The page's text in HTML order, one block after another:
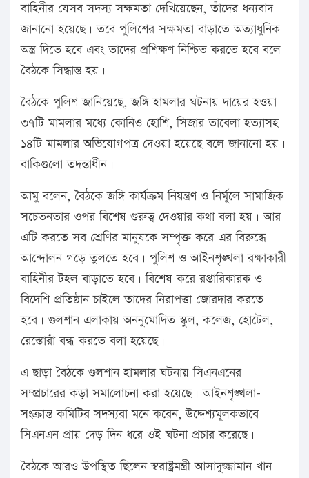
বাহিনীর যেসব সদস্য সক্ষমতা দেখিয়েছেন, তাঁদের ধন্যবাদ
জানানো হয়েছে। তবে পুলিশের সক্ষমতা বাড়াতে অত্যাধুনিক
অস্ত্র দিতে হবে এবং তাদের প্রশিক্ষণ নিশ্চিত করতে হবে বলে
বৈঠকে সিদ্ধান্ত হয়।
বৈঠকে পুলিশ জানিয়েছে, জঙ্গি হামলার ঘটনায় দায়ের হওয়া
৩৭টি মামলার মধ্যে কোনিও হোশি, সিজার তাবেলা হত্যাসহ
১৪টি মামলার অভিযোগপত্র দেওয়া হয়েছে বলে জানানো হয়।
বাকিগুলো তদন্তাধীন।
আমু বলেন, বৈঠকে জঙ্গি কার্যক্রম নিয়ন্ত্রণ ও নির্মূলে সামাজিক
সচেতনতার ওপর বিশেষ গুরুত্ব দেওয়ার কথা বলা হয়। আর
এটি করতে সব শ্রেণির মানুষকে সম্পৃক্ত করে এর বিরুদ্ধে
আন্দোলন গড়ে তুলতে হবে। পুলিশ ও আইনশৃঙ্খলা রক্ষাকারী
বাহিনীর টহল বাড়াতে হবে। বিশেষ করে রপ্তারিকারক ও
বিদেশি প্রতিষ্ঠান চাইলে তাদের নিরাপত্তা জোরদার করতে
হবে। গুলশান এলাকায় অননুমোদিত স্কুল, কলেজ, হোটেল,
রেস্তোরাঁ বন্ধ করতে বলা হয়েছে।
এ ছাড়া বৈঠকে গুলশান হামলার ঘটনায় সিএনএনের
সম্প্রচারের কড়া সমালোচনা করা হয়েছে। আইনশৃঙ্খলা–
সংক্রান্ত কমিটির সদস্যরা মনে করেন, উদ্দেশ্যমূলকভাবে
সিএনএন প্রায় দেড় দিন ধরে ওই ঘটনা প্রচার করেছে।
বৈঠকে আরও উপস্থিত ছিলেন স্বরাষ্ট্রমন্ত্রী আসাদুজ্জামান খান